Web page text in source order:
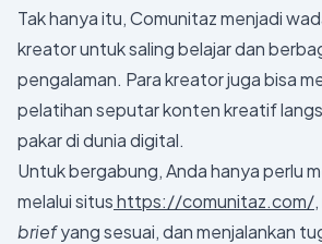
Tak hanya itu, Comunitaz menjadi
kreator untuk saling belajar dan
pengalaman. Para kreator juga bisa
pelatihan seputar konten kreatif
pakar di dunia digital.
Untuk bergabung, Anda hanya perlu
melalui situshttps://comunitaz.com/
briefyang sesuai, dan menjalankan